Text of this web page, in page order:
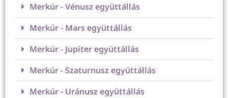
Merkúr - Vénusz együttállás
Merkúr - Mars együttállás
Merkúr - Jupiter együttállás
Merkúr - Szaturnusz együttállás
Merkúr - Uránusz együttállás